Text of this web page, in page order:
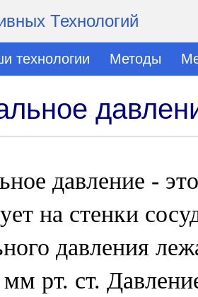
Технологий
технологии Методы
давление -
на стенки
давления
рт. ст.